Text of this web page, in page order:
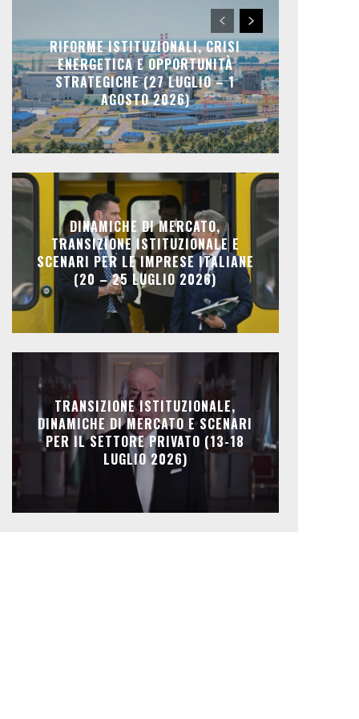
RIFORME ISTITUZIONALI, CRISI
ENERGETICA E OPPORTUNITÀ
STRATEGICHE (27 LUGLIO – 1
AGOSTO 2026)
DINAMICHE DI MERCATO,
TRANSIZIONE ISTITUZIONALE E
SCENARI PER LE IMPRESE ITALIANE
(20 – 25 LUGLIO 2026)
TRANSIZIONE ISTITUZIONALE,
DINAMICHE DI MERCATO E SCENARI
PER IL SETTORE PRIVATO (13-18
LUGLIO 2026)